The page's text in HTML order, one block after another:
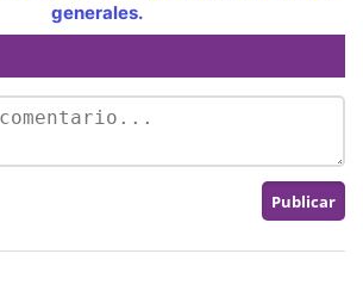
generales.